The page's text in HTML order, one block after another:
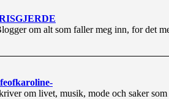
om alt som faller meg inn, for det
om livet, musik, mode och saker